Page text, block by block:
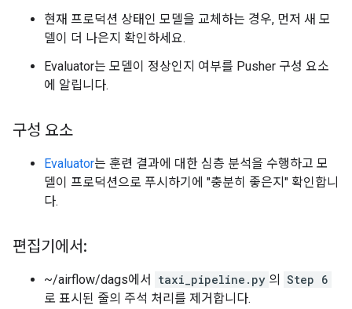
현재 프로덕션 상태인 모델을 교체하는 경우, 먼저 새 모
델이 더 나은지 확인하세요.
Evaluator는 모델이 정상인지 여부를 Pusher 구성 요소
에 알립니다.
구성 요소
Evaluator는 훈련 결과에 대한 심층 분석을 수행하고 모
델이 프로덕션으로 푸시하기에 "충분히 좋은지" 확인합니
다.
편집기에서:
~/airflow/dags에서 taxi_pipeline.py 의
Step 6
로 표시된 줄의 주석 처리를 제거합니다.